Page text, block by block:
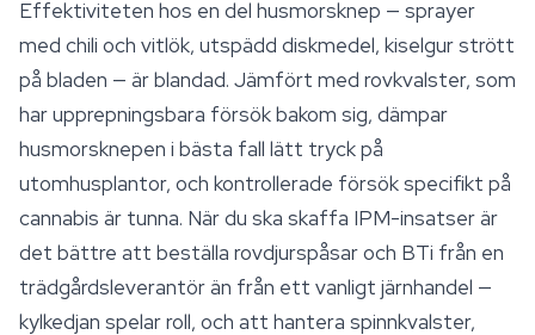
Effektiviteten hos en del husmorsknep — sprayer
med chili och vitlök, utspädd diskmedel, kiselgur strött
på bladen — är blandad. Jämfört med rovkvalster, som
har upprepningsbara försök bakom sig, dämpar
husmorsknepen i bästa fall lätt tryck på
utomhusplantor, och kontrollerade försök specifikt på
cannabis är tunna. När du ska skaffa IPM-insatser är
det bättre att beställa rovdjurspåsar och BTi från en
trädgårdsleverantör än från ett vanligt järnhandel —
kylkedjan spelar roll, och att hantera spinnkvalster,